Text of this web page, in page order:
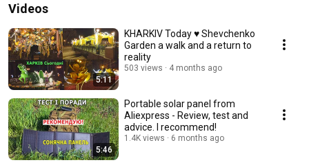
Videos
5:11
KHARKIV Today ♥ Shevchenko
Garden a walk and a return to
reality
503 views 4 months ago
5:46
Portable solar panel from
Aliexpress - Review, test and
advice. I recommend!
1.4K views 6 months ago